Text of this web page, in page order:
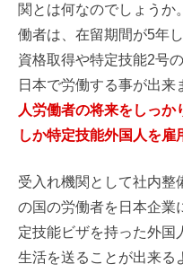
関とは何なのでしょうか
働者は、在留期間が5年
資格取得や特定技能2号
日本で労働する事が出来
人労働者の将来をしっ
しか特定技能外国人を雇
受入れ機関として社内整
の国の労働者を日本企業
定技能ビザを持った外国
生活を送ることが出来る